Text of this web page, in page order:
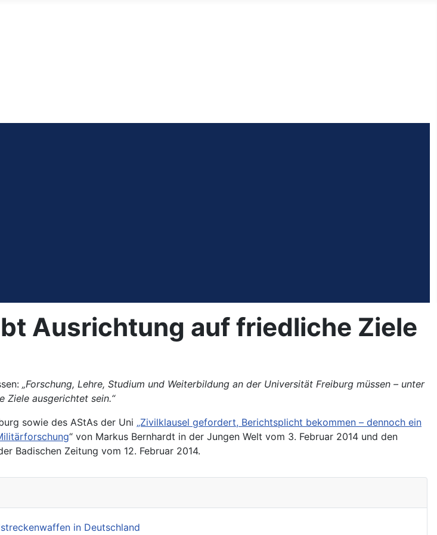
Ausrichtung auf friedliche Ziele
„Forschung, Lehre, Studium und Weiterbildung an der Universität Freiburg müssen – unter
Ziele ausgerichtet sein.“
sowie des AStAs der Uni „Zivilklausel gefordert, Berichtsplicht bekommen – dennoch ein
“ von Markus Bernhardt in der Jungen Welt vom 3. Februar 2014 und den
Badischen Zeitung vom 12. Februar 2014.
in Deutschland